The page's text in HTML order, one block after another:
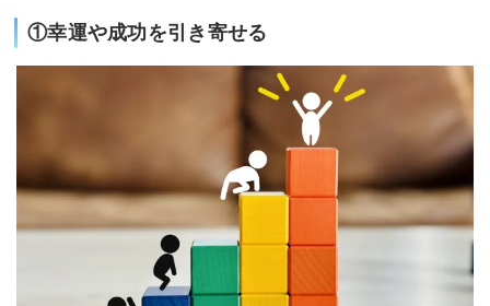
①幸運や成功を引き寄せる